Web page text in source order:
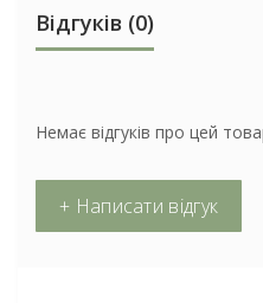
Відгуків (0)
Немає відгуків про цей
+ Написати відгук